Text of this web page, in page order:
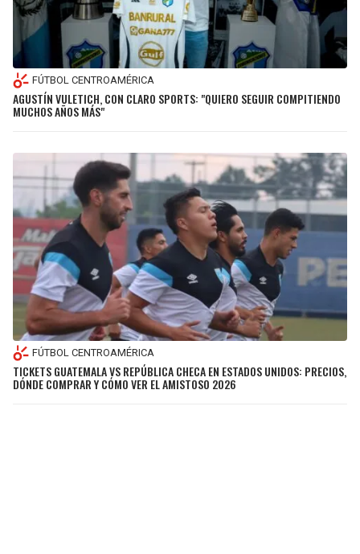
FÚTBOL CENTROAMÉRICA
AGUSTÍN VULETICH, CON CLARO SPORTS: "QUIERO SEGUIR COMPITIENDO
MUCHOS AÑOS MÁS"
FÚTBOL CENTROAMÉRICA
TICKETS GUATEMALA VS REPÚBLICA CHECA EN ESTADOS UNIDOS: PRECIOS,
DÓNDE COMPRAR Y CÓMO VER EL AMISTOSO 2026